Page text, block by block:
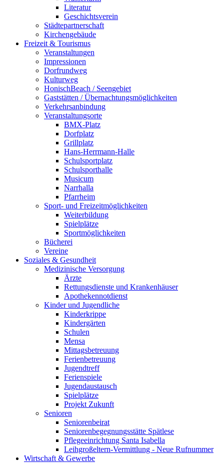
Literatur
Geschichtsverein
Städtepartnerschaft
Kirchengebäude
Freizeit & Tourismus
Veranstaltungen
Impressionen
Dorfrundweg
Kulturweg
HonischBeach / Seengebiet
Gaststätten / Übernachtungsmöglichkeiten
Verkehrsanbindung
Veranstaltungsorte
BMX-Platz
Dorfplatz
Grillplatz
Hans-Herrmann-Halle
Schulsportplatz
Schulsporthalle
Musicum
Narrhalla
Pfarrheim
Sport- und Freizeitmöglichkeiten
Weiterbildung
Spielplätze
Sportmöglichkeiten
Bücherei
Vereine
Soziales & Gesundheit
Medizinische Versorgung
Ärzte
Rettungsdienste und Krankenhäuser
Apothekennotdienst
Kinder und Jugendliche
Kinderkrippe
Kindergärten
Schulen
Mensa
Mittagsbetreuung
Ferienbetreuung
Jugendtreff
Ferienspiele
Jugendaustausch
Spielplätze
Projekt Zukunft
Senioren
Seniorenbeirat
Seniorenbegegnungsstätte Spätlese
Pflegeeinrichtung Santa Isabella
Leihgroßeltern-Vermittlung - Neue Rufnummer
Wirtschaft & Gewerbe